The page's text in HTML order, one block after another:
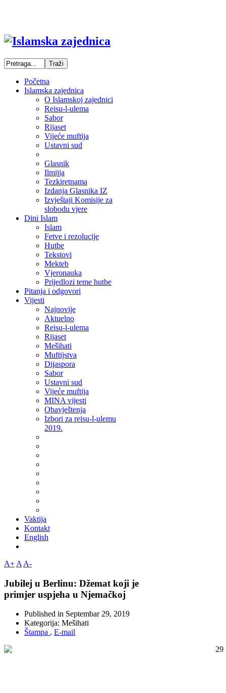
Početna
Islamska zajednica
O Islamskoj zajednici
Reisu-l-ulema
Sabor
Rijaset
Vijeće muftija
Ustavni sud
Glasnik
Ilmijja
Tezkiretnama
Izdanja Glasnika IZ
Izvještaji Komisije za
slobodu vjere
Dini Islam
Islam
Fetve i rezolucije
Hutbe
Tekstovi
Mekteb
Vjeronauka
Prijedlozi teme hutbe
Pitanja i odgovori
Vijesti
Najnovije
Aktuelno
Reisu-l-ulema
Rijaset
Mešihati
Muftijstva
Dijaspora
Sabor
Ustavni sud
Vijeće muftija
MINA vijesti
Obavještenja
Izbori za reisu-l-ulemu
2019.
Vaktija
Kontakt
English
A+ A A-
Jubilej u Berlinu: Džemat koji je
primjer uspjeha u Njemačkoj
Published in Septembar 29, 2019
Kategorija: Mešihati
Štampa , E-mail